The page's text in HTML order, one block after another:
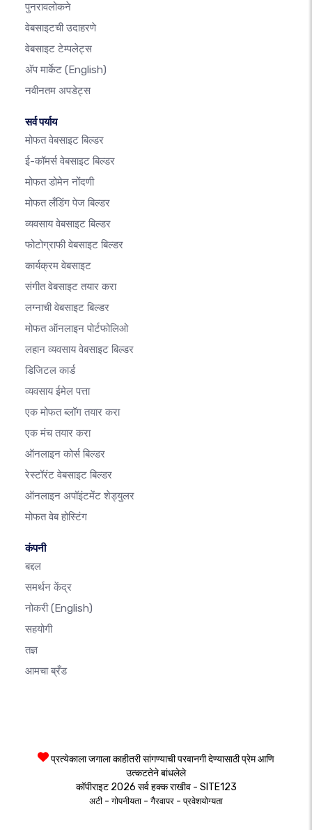
पुनरावलोकने
वेबसाइटची उदाहरणे
वेबसाइट टेम्पलेट्स
अ‍ॅप मार्केट (English)
नवीनतम अपडेट्स
सर्व पर्याय
मोफत वेबसाइट बिल्डर
ई-कॉमर्स वेबसाइट बिल्डर
मोफत डोमेन नोंदणी
मोफत लँडिंग पेज बिल्डर
व्यवसाय वेबसाइट बिल्डर
फोटोग्राफी वेबसाइट बिल्डर
कार्यक्रम वेबसाइट
संगीत वेबसाइट तयार करा
लग्नाची वेबसाइट बिल्डर
मोफत ऑनलाइन पोर्टफोलिओ
लहान व्यवसाय वेबसाइट बिल्डर
डिजिटल कार्ड
व्यवसाय ईमेल पत्ता
एक मोफत ब्लॉग तयार करा
एक मंच तयार करा
ऑनलाइन कोर्स बिल्डर
रेस्टॉरंट वेबसाइट बिल्डर
ऑनलाइन अपॉइंटमेंट शेड्युलर
मोफत वेब होस्टिंग
कंपनी
बद्दल
समर्थन केंद्र
नोकरी(English)
सहयोगी
तज्ञ
आमचा ब्रँड
प्रत्येकाला जगाला काहीतरी सांगण्याची परवानगी देण्यासाठी प्रेम आणि
उत्कटतेने बांधलेले
कॉपीराइट 2026 सर्व हक्क राखीव - SITE123
अटी -गोपनीयता -गैरवापर -प्रवेशयोग्यता